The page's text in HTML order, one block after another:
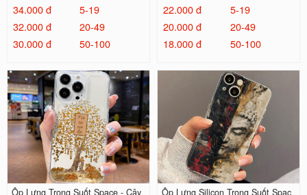
34.000 đ
5-19
32.000 đ
20-49
30.000 đ
50-100
22.000 đ
5-19
20.000 đ
20-49
18.000 đ
50-100